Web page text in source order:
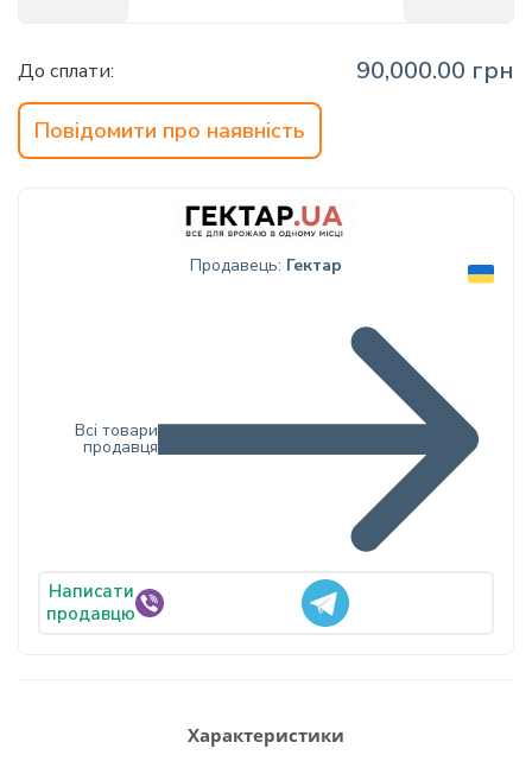
До сплати: 90,000.00 грн
Повідомити про наявність
Продавець: Гектар
Написати
продавцю
Всі товари
продавця
Характеристики